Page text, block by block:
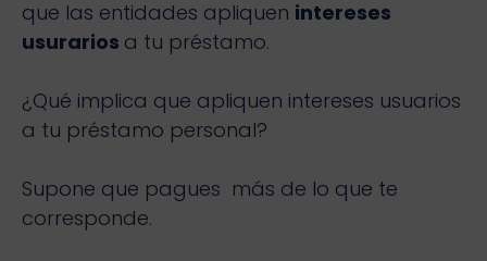
que las entidades apliquen intereses
usurarios a tu préstamo.
¿Qué implica que apliquen intereses usuarios
a tu préstamo personal?
Supone que pagues más de lo que te
corresponde.